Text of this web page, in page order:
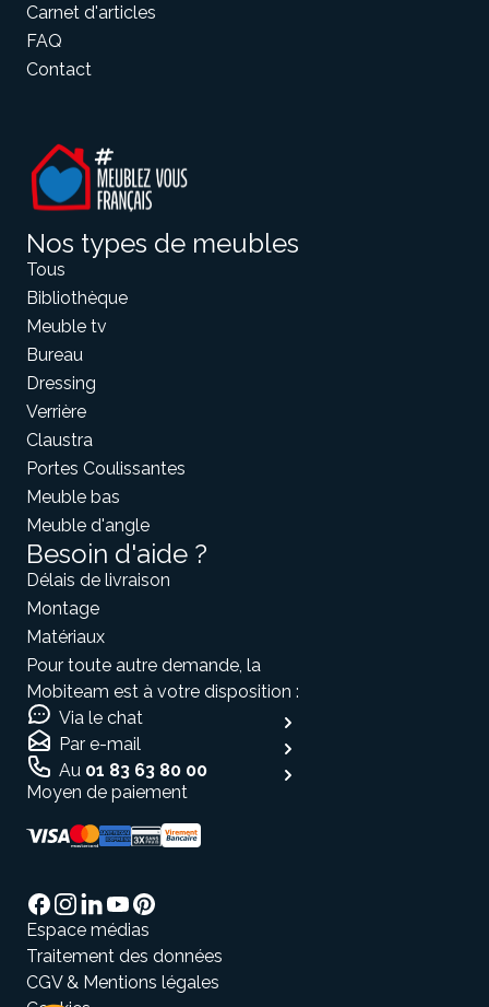
Carnet d'articles
FAQ
Contact
Nos types de meubles
Tous
Bibliothèque
Meuble tv
Bureau
Dressing
Verrière
Claustra
Portes Coulissantes
Meuble bas
Meuble d'angle
Besoin d'aide ?
Délais de livraison
Montage
Matériaux
Pour toute autre demande, la
Mobiteam est à votre disposition :
Via le chat
Par e-mail
Au 01 83 63 80 00
Moyen de paiement
Espace médias
Traitement des données
CGV & Mentions légales
nous...
d'être sûrs que le contenu de ce site vous intéresse
déranger, mais on aimerait bien vous accompagner
visite...